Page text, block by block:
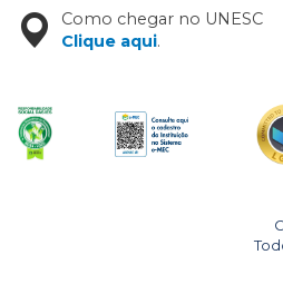
Como chegar no UNESC
Clique aqui.